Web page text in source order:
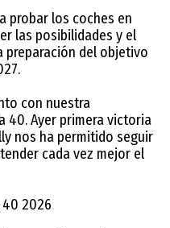
probar los coches en
las posibilidades y el
preparación del objetivo
con nuestra
40. Ayer primera victoria
nos ha permitido seguir
cada vez mejor el
2026